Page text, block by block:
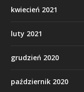
kwiecień 2021
luty 2021
grudzień 2020
październik 2020